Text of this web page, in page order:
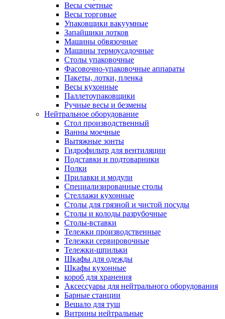
Весы счетные
Весы торговые
Упаковщики вакуумные
Запайщики лотков
Машины обвязочные
Машины термоусадочные
Столы упаковочные
Фасовочно-упаковочные аппараты
Пакеты, лотки, пленка
Весы кухонные
Паллетоупаковщики
Ручные весы и безмены
Нейтральное оборудование
Cтол производственный
Ванны моечные
Вытяжные зонты
Гидрофильтр для вентиляции
Подставки и подтоварники
Полки
Прилавки и модули
Специализированные столы
Стеллажи кухонные
Столы для грязной и чистой посуды
Столы и колоды разрубочные
Столы-вставки
Тележки производственные
Тележки сервировочные
Тележки-шпильки
Шкафы для одежды
Шкафы кухонные
короб для хранения
Аксессуары для нейтрального оборудования
Барные станции
Вешало для туш
Витрины нейтральные